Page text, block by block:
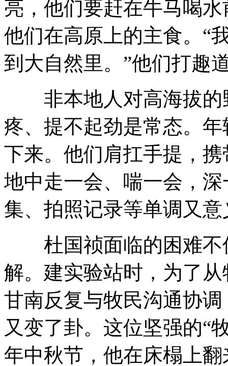
亮，他们要赶在牛马喝
他们在高原上的主食。“
到大自然里。”他们打趣
非本地人对高海拔的
疼、提不起劲是常态。
下来。他们肩扛手提，
地中走一会、喘一会，
集、拍照记录等单调又
杜国祯面临的困难不
解。建实验站时，为了
甘南反复与牧民沟通协
又变了卦。这位坚强的“
年中秋节，他在床榻上